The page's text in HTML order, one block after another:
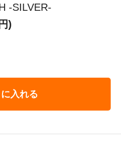
-SILVER-
)
入れる